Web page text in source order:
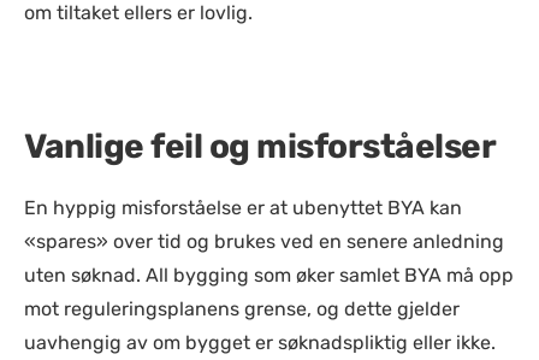
om tiltaket ellers er lovlig.
Vanlige feil og misforståelser
En hyppig misforståelse er at ubenyttet BYA kan
«spares» over tid og brukes ved en senere anledning
uten søknad. All bygging som øker samlet BYA må opp
mot reguleringsplanens grense, og dette gjelder
uavhengig av om bygget er søknadspliktig eller ikke.